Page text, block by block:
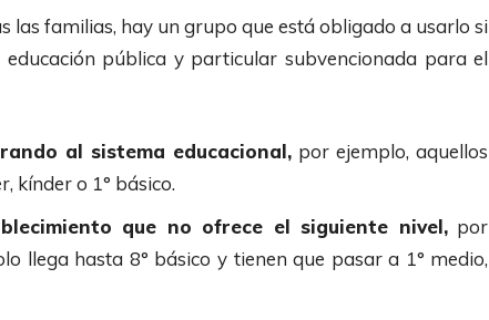
las familias, hay un grupo que está obligado a usarlo si
pública y particular subvencionada para el
al sistema educacional, por ejemplo, aquellos
kínder o 1° básico.
que no ofrece el siguiente nivel,por
llega hasta 8° básico y tienen que pasar a 1° medio,